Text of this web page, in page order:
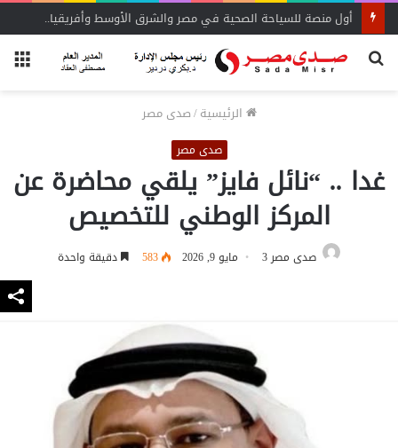
أول منصة للسياحة الصحية في مصر والشرق الأوسط وأفريقيا..
بحث
الرئيسية/صدى مصر
صدى مصر
غدا .. “نائل فايز” يلقي محاضرة عن
المركز الوطني للتخصيص
صدى مصر 3 مايو 9, 2026 583 دقيقة واحدة